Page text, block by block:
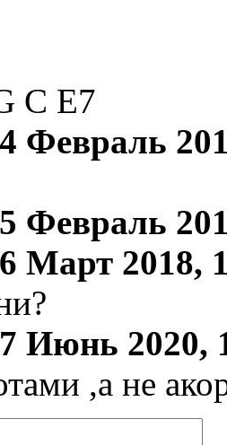
C E7
Февраль
Февраль
Март 2018,
Июнь 2020,
,а не